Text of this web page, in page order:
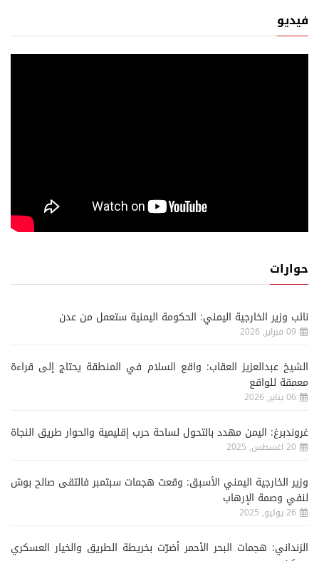
فيديو
حوارات
نائب وزير الخارجية اليمني: الحكومة اليمنية ستعمل من عدن
09 فبراير, 2026
الشيخ عبدالعزيز العقاب: واقع السلام في المنطقة يحتاج إلى قراءة
معمقة للواقع
06 يناير, 2026
غروندبرغ: اليمن مهدد بالتحول لساحة حرب إقليمية والحوار طريق النجاة
20 اغسطس, 2025
وزير الخارجية اليمني الأسبق: وقعت هجمات سبتمبر فالتقى صالح بوش
لنفي وصمة الإرهاب
26 يوليو, 2025
الزنداني: هجمات البحر الأحمر أضرّت بخريطة الطريق والخيار العسكري